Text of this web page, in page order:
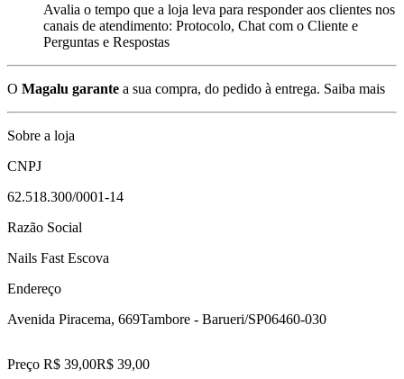
Avalia o tempo que a loja leva para responder aos clientes nos
canais de atendimento: Protocolo, Chat com o Cliente e
Perguntas e Respostas
O Magalu garante a sua compra, do pedido à entrega. Saiba mais
Sobre a loja
CNPJ
62.518.300/0001-14
Razão Social
Nails Fast Escova
Endereço
Avenida Piracema, 669Tambore - Barueri/SP06460-030
Preço R$ 39,00R$ 39,00